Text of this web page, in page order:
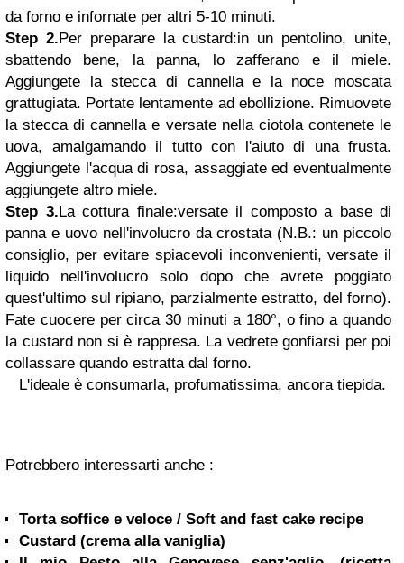
da forno e infornate per altri 5-10 minuti.
Step 2.Per preparare la custard:in un pentolino, unite,
sbattendo bene, la panna, lo zafferano e il miele.
Aggiungete la stecca di cannella e la noce moscata
grattugiata. Portate lentamente ad ebollizione. Rimuovete
la stecca di cannella e versate nella ciotola contenete le
uova, amalgamando il tutto con l'aiuto di una frusta.
Aggiungete l'acqua di rosa, assaggiate ed eventualmente
aggiungete altro miele.
Step 3.La cottura finale:versate il composto a base di
panna e uovo nell'involucro da crostata (N.B.: un piccolo
consiglio, per evitare spiacevoli inconvenienti, versate il
liquido nell'involucro solo dopo che avrete poggiato
quest'ultimo sul ripiano, parzialmente estratto, del forno).
Fate cuocere per circa 30 minuti a 180°, o fino a quando
la custard non si è rappresa. La vedrete gonfiarsi per poi
collassare quando estratta dal forno.
L'ideale è consumarla, profumatissima, ancora tiepida.
Potrebbero interessarti anche :
Torta soffice e veloce / Soft and fast cake recipe
Custard (crema alla vaniglia)